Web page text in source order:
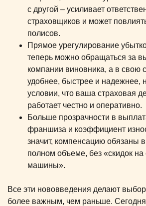
с другой – усиливает
страховщиков и может
полисов.
Прямое урегулирование
теперь можно обращаться за
компании виновника, а в свою
удобнее, быстрее и надежнее,
условии, что ваша страховая
работает честно и оперативно.
Больше прозрачности в
франшиза и коэффициент
значит, компенсацию обязаны
полном объеме, без «скидок на
машины».
Все эти нововведения делают
более важным, чем раньше.